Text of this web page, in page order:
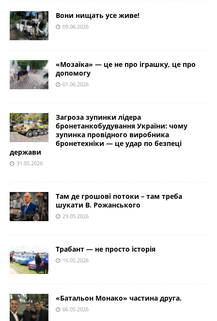
Вони нищать усе живе!
09.06.2026
«Мозаїка» — це не про іграшку, це про
допомогу
01.06.2026
Загроза зупинки лідера
бронетанкобудування України: чому
зупинка провідного виробника
бронетехніки — це удар по безпеці
держави
31.05.2026
Там де грошові потоки – там треба
шукати В. Рожанського
29.05.2026
Трабант — не просто історія
16.05.2026
«Батальон Монако» частина друга.
06.05.2026